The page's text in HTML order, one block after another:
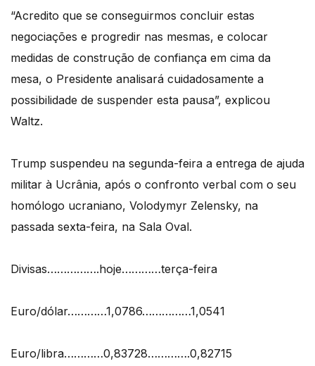
“Acredito que se conseguirmos concluir estas
negociações e progredir nas mesmas, e colocar
medidas de construção de confiança em cima da
mesa, o Presidente analisará cuidadosamente a
possibilidade de suspender esta pausa”, explicou
Waltz.
Trump suspendeu na segunda-feira a entrega de ajuda
militar à Ucrânia, após o confronto verbal com o seu
homólogo ucraniano, Volodymyr Zelensky, na
passada sexta-feira, na Sala Oval.
Divisas…………….hoje…………terça-feira
Euro/dólar…………1,0786……………1,0541
Euro/libra…………0,83728………….0,82715